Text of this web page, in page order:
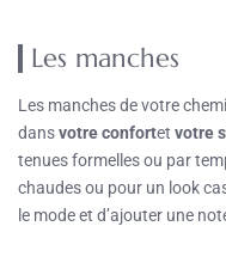
Les manches
Les manches de votre
dansvotre confortet votre
tenues formelles ou par
chaudes ou pour un look
le mode et d’ajouter une